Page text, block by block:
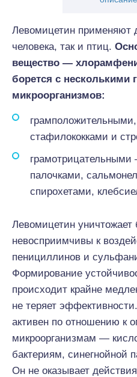
Левомицетин применяют
человека, так и птиц.
вещество —
борется с несколькими
микроорганизмов:
стафилококками и
палочками,
спирохетами,
Левомицетин уничтожает
невосприимчивы к
пенициллинов и
Формирование
происходит крайне
не теряет
активен по отношению к
микроорганизмам —
бактериям, синегнойной
Он не оказывает